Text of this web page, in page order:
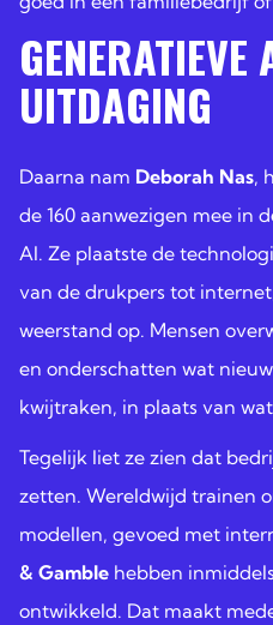
UITDAGING
Daarna nam Deborah Nas,
de 160 aanwezigen mee in
AI. Ze plaatste de
van de drukpers tot
weerstand op. Mensen
en onderschatten wat
kwijtraken, in plaats van
Tegelijk liet ze zien dat
zetten. Wereldwijd trainen
modellen, gevoed met
& Gamble hebben
ontwikkeld. Dat maakt